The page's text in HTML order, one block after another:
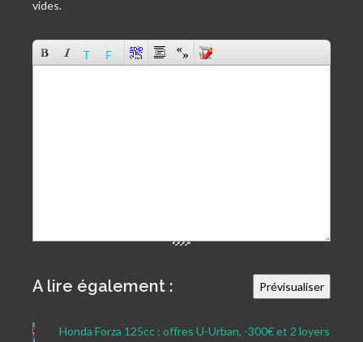
vides.
A lire également :
Honda Forza 125cc : offres U-Urban, -300€ et 2 loyers